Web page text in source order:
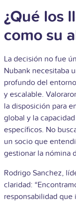
¿Qué los
como su
La decisión no fue
Nubank necesitaba
profundo del
y escalable.
la disposición para
global y la
específicos. No
un socio que
gestionar la nómina
Rodrigo Sanchez,
claridad:
responsabilidad que